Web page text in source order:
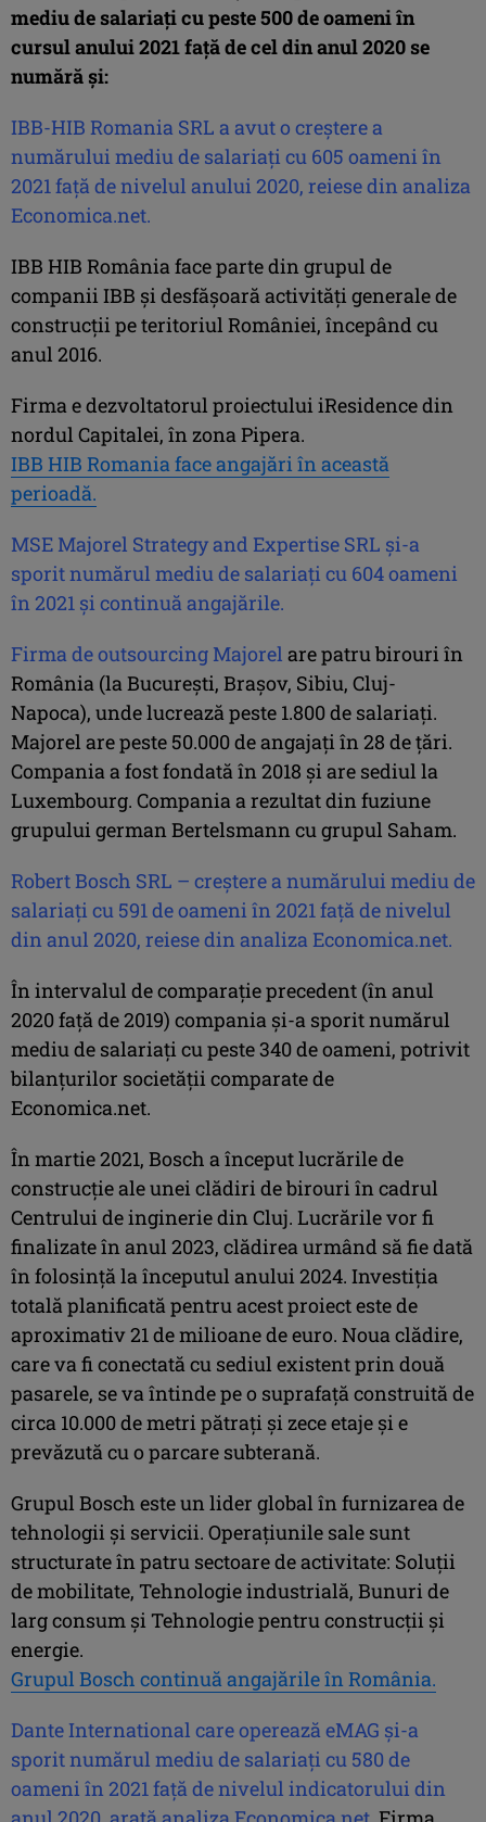
mediu de salariaţi cu peste 500 de oameni în
cursul anului 2021 faţă de cel din anul 2020 se
numără şi:
IBB-HIB Romania SRL a avut o creştere a
numărului mediu de salariaţi cu 605 oameni în
2021 faţă de nivelul anului 2020, reiese din analiza
Economica.net.
IBB HIB România face parte din grupul de
companii IBB și desfășoară activități generale de
construcții pe teritoriul României, începând cu
anul 2016.
Firma e dezvoltatorul proiectului iResidence din
nordul Capitalei, în zona Pipera.
IBB HIB Romania face angajări în această
perioadă.
MSE Majorel Strategy and Expertise SRL şi-a
sporit numărul mediu de salariaţi cu 604 oameni
în 2021 şi continuă angajările.
Firma de outsourcing Majorel are patru birouri în
România (la Bucureşti, Braşov, Sibiu, Cluj-
Napoca), unde lucrează peste 1.800 de salariaţi.
Majorel are peste 50.000 de angajaţi în 28 de ţări.
Compania a fost fondată în 2018 şi are sediul la
Luxembourg. Compania a rezultat din fuziune
grupului german Bertelsmann cu grupul Saham.
Robert Bosch SRL – creştere a numărului mediu de
salariaţi cu 591 de oameni în 2021 faţă de nivelul
din anul 2020, reiese din analiza Economica.net.
În intervalul de comparaţie precedent (în anul
2020 faţă de 2019) compania şi-a sporit numărul
mediu de salariaţi cu peste 340 de oameni, potrivit
bilanţurilor societăţii comparate de
Economica.net.
În martie 2021, Bosch a început lucrările de
construcție ale unei clădiri de birouri în cadrul
Centrului de inginerie din Cluj. Lucrările vor fi
finalizate în anul 2023, clădirea urmând să fie dată
în folosință la începutul anului 2024. Investiția
totală planificată pentru acest proiect este de
aproximativ 21 de milioane de euro. Noua clădire,
care va fi conectată cu sediul existent prin două
pasarele, se va întinde pe o suprafață construită de
circa 10.000 de metri pătrați și zece etaje şi e
prevăzută cu o parcare subterană.
Grupul Bosch este un lider global în furnizarea de
tehnologii şi servicii. Operaţiunile sale sunt
structurate în patru sectoare de activitate: Soluţii
de mobilitate, Tehnologie industrială, Bunuri de
larg consum şi Tehnologie pentru construcţii şi
energie.
Grupul Bosch continuă angajările în România.
Dante International care operează eMAG şi-a
sporit numărul mediu de salariaţi cu 580 de
oameni în 2021 faţă de nivelul indicatorului din